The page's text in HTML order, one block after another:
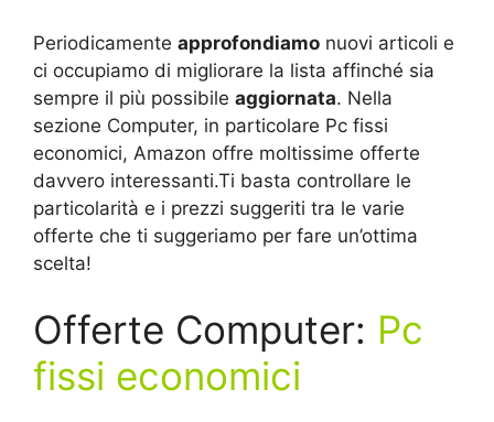
Periodicamente approfondiamo nuovi articoli e
ci occupiamo di migliorare la lista affinché sia
sempre il più possibile aggiornata. Nella
sezione Computer, in particolare Pc fissi
economici, Amazon offre moltissime offerte
davvero interessanti.Ti basta controllare le
particolarità e i prezzi suggeriti tra le varie
offerte che ti suggeriamo per fare un’ottima
scelta!
Offerte Computer: Pc
fissi economici